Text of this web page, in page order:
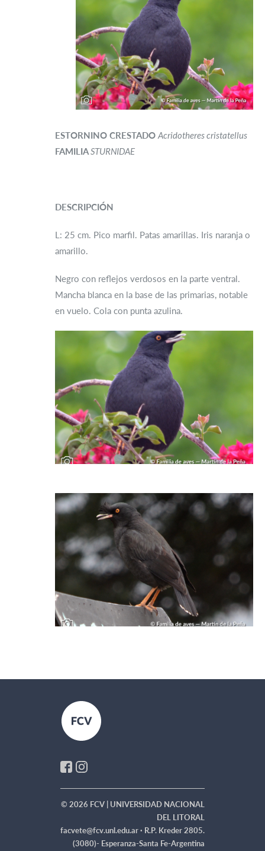
ESTORNINO CRESTADO Acridotheres cristatellus
FAMILIASTURNIDAE
DESCRIPCIÓN
L: 25 cm. Pico marfil. Patas amarillas. Iris naranja o
amarillo.
Negro con reflejos verdosos en la parte ventral.
Mancha blanca en la base de las primarias, notable
en vuelo. Cola con punta azulina.
© 2026 FCV | UNIVERSIDAD NACIONAL
DEL LITORAL
facvete@fcv.unl.edu.ar · R.P. Kreder 2805.
(3080)- Esperanza-Santa Fe-Argentina